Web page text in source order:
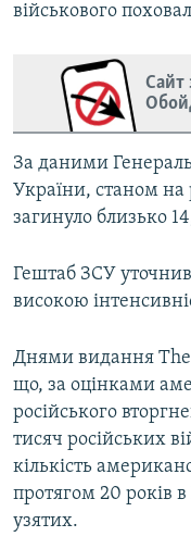
військового
Сайт
За даними
України, станом на
загинуло близько
Гештаб ЗСУ
високою
Днями видання The
що, за оцінками
російського
тисяч російських
кількість
протягом 20 років
узятих.